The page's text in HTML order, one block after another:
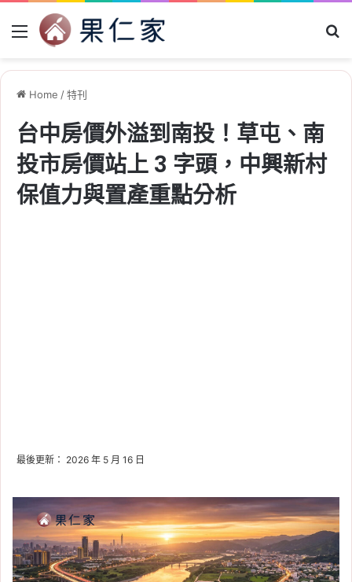
Menu
Home /特刊
台中房價外溢到南投！草屯、南
投市房價站上 3 字頭，中興新村
保值力與置產重點分析
最後更新： 2026 年 5 月 16 日